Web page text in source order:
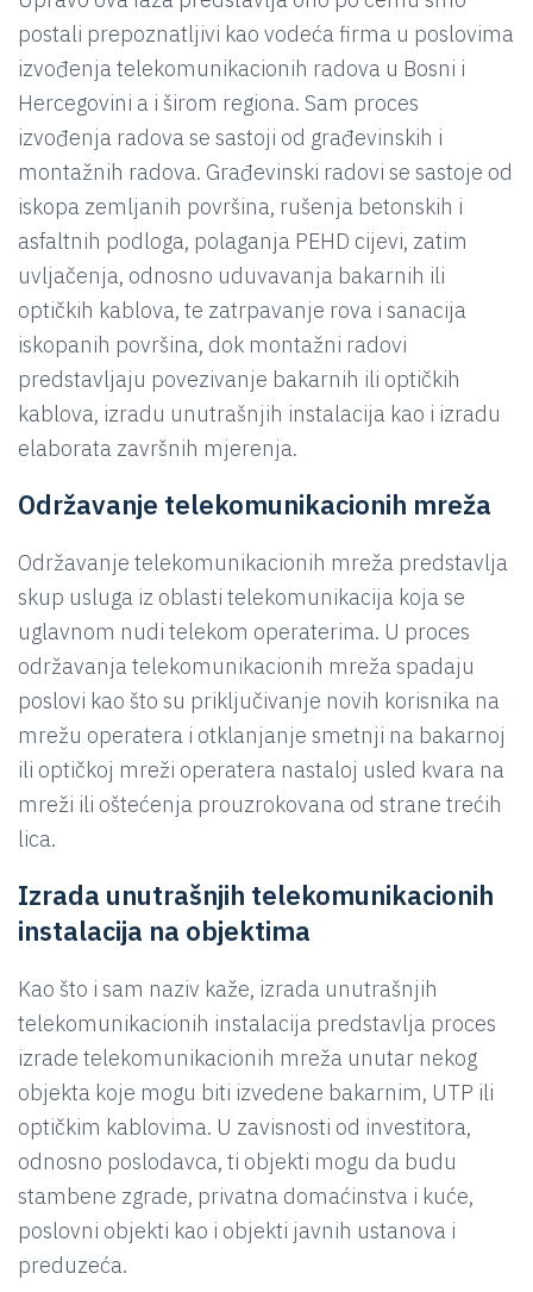
postali prepoznatljivi kao vodeća firma u poslovima
izvođenja telekomunikacionih radova u Bosni i
Hercegovini a i širom regiona. Sam proces
izvođenja radova se sastoji od građevinskih i
montažnih radova. Građevinski radovi se sastoje od
iskopa zemljanih površina, rušenja betonskih i
asfaltnih podloga, polaganja PEHD cijevi, zatim
uvljačenja, odnosno uduvavanja bakarnih ili
optičkih kablova, te zatrpavanje rova i sanacija
iskopanih površina, dok montažni radovi
predstavljaju povezivanje bakarnih ili optičkih
kablova, izradu unutrašnjih instalacija kao i izradu
elaborata završnih mjerenja.
Održavanje telekomunikacionih mreža
Održavanje telekomunikacionih mreža predstavlja
skup usluga iz oblasti telekomunikacija koja se
uglavnom nudi telekom operaterima. U proces
održavanja telekomunikacionih mreža spadaju
poslovi kao što su priključivanje novih korisnika na
mrežu operatera i otklanjanje smetnji na bakarnoj
ili optičkoj mreži operatera nastaloj usled kvara na
mreži ili oštećenja prouzrokovana od strane trećih
lica.
Izrada unutrašnjih telekomunikacionih
instalacija na objektima
Kao što i sam naziv kaže, izrada unutrašnjih
telekomunikacionih instalacija predstavlja proces
izrade telekomunikacionih mreža unutar nekog
objekta koje mogu biti izvedene bakarnim, UTP ili
optičkim kablovima. U zavisnosti od investitora,
odnosno poslodavca, ti objekti mogu da budu
stambene zgrade, privatna domaćinstva i kuće,
poslovni objekti kao i objekti javnih ustanova i
preduzeća.